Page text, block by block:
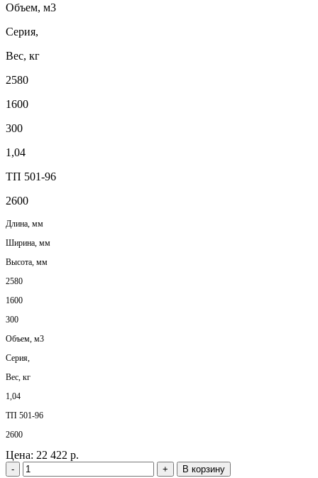
Объем, м3
Серия,
Вес, кг
2580
1600
300
1,04
ТП 501-96
2600
Длина, мм
Ширина, мм
Высота, мм
2580
1600
300
Объем, м3
Серия,
Вес, кг
1,04
ТП 501-96
2600
Цена: 22 422 р.
- + В корзину